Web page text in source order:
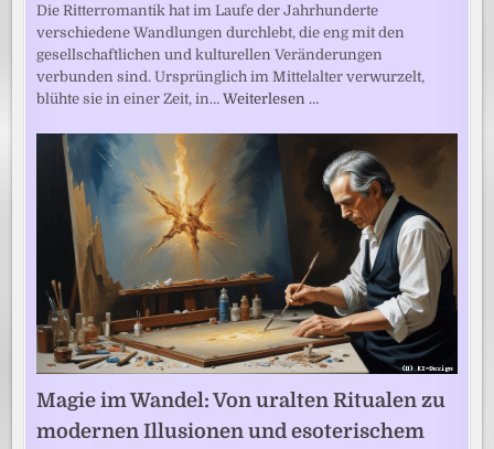
Die Ritterromantik hat im Laufe der Jahrhunderte
verschiedene Wandlungen durchlebt, die eng mit den
gesellschaftlichen und kulturellen Veränderungen
verbunden sind. Ursprünglich im Mittelalter verwurzelt,
blühte sie in einer Zeit, in…Weiterlesen …
Magie im Wandel: Von uralten Ritualen zu
modernen Illusionen und esoterischem